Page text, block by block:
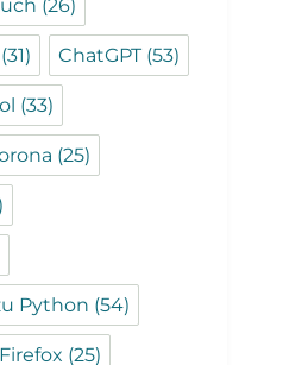
(26)
(31) ChatGPT(53)
(33)
(25)
Python (54)
Firefox (25)